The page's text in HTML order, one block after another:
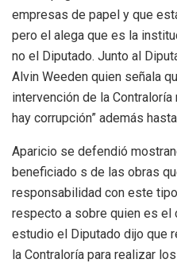
empresas de papel y que
pero el alega que es la
no el Diputado. Junto al
Alvin Weeden quien señala
intervención de la Contraloría
hay corrupción” además
Aparicio se defendió
beneficiado s de las obras
responsabilidad con este
respecto a sobre quien es el
estudio el Diputado dijo que
la Contraloría para realizar